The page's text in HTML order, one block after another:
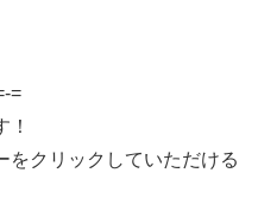
=
をクリックしていただける